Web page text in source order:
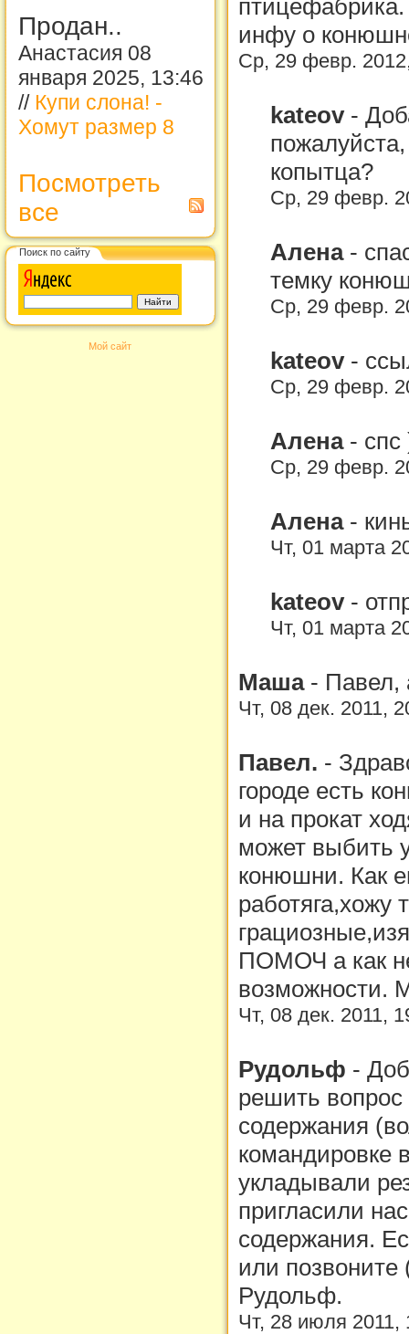
Продан..
Анастасия 08
января 2025, 13:46
// Купи слона! -
Хомут размер 8
Посмотреть
все
Поиск по сайту
Мой сайт
птицефабрика.
инфу о
Ср, 29 февр.
kateov -
копытца?
Ср, 29 февр.
Алена -
темку
Ср, 29 февр.
kateov -
Ср, 29 февр.
Алена - спс
Ср, 29 февр.
Алена -
Чт, 01 марта
kateov -
Чт, 01 марта
Маша - Павел,
Чт, 08 дек. 2011,
Павел. -
городе есть
и на прокат
может выбить
конюшни. Как
работяга,хожу
ПОМОЧ а как
возможности.
Чт, 08 дек. 2011,
Рудольф -
решить вопрос
содержания
командировке
укладывали
пригласили
содержания.
или
Рудольф.
Чт, 28 июля 2011,